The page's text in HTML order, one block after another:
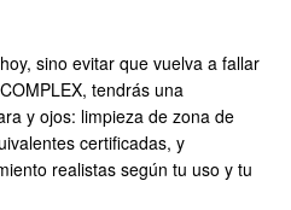
sino evitar que vuelva a fallar
tendrás una
y ojos: limpieza de zona de
certificadas, y
realistas según tu uso y tu